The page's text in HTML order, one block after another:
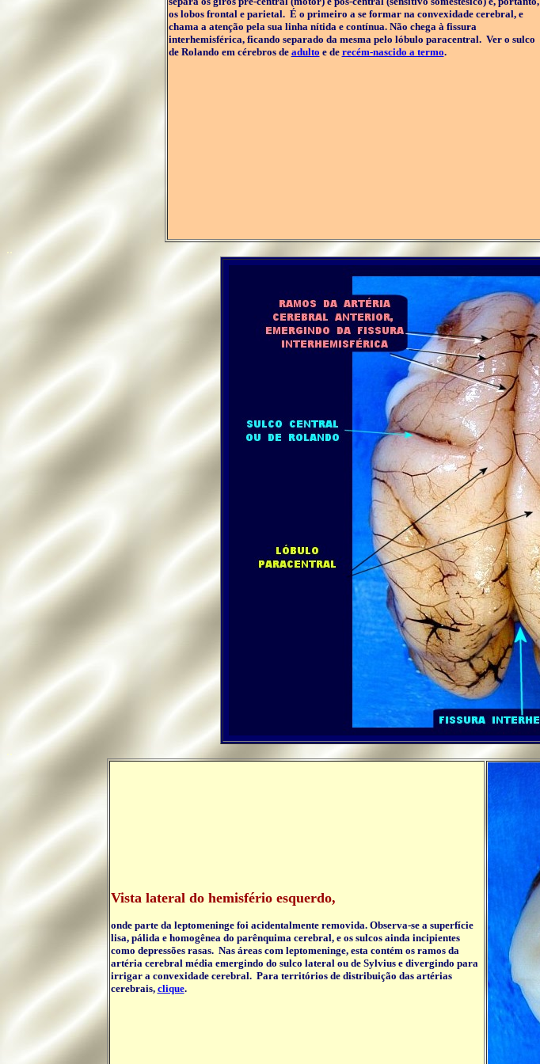
os lobos frontal e parietal. É o primeiro a se formar na convexidade cerebral, e
chama a atenção pela sua linha nítida e contínua. Não chega à fissura
interhemisférica, ficando separado da mesma pelo lóbulo paracentral. Ver o sulco
de Rolando em cérebros de adulto e de recém-nascido a termo.
..
Vista lateral do hemisfério esquerdo,
onde parte da leptomeninge foi acidentalmente removida. Observa-se a superfície
lisa, pálida e homogênea do parênquima cerebral, e os sulcos ainda incipientes
como depressões rasas. Nas áreas com leptomeninge, esta contém os ramos da
artéria cerebral média emergindo do sulco lateral ou de Sylvius e divergindo para
irrigar a convexidade cerebral. Para territórios de distribuição das artérias
cerebrais, clique.